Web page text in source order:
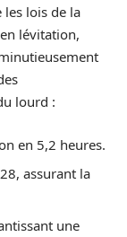
lois de la
lévitation,
lourd :
en 5,2 heures.
assurant la
une